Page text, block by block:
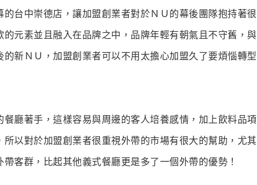
台中崇德店，讓加盟創業者對於ＮＵ的幕後團隊抱持著很
元素並且融入在品牌之中，品牌年輕有朝氣且不守舊，與
新ＮＵ，加盟創業者可以不用太擔心加盟久了要煩惱轉型
廳著手，這樣容易與周邊的客人培養感情，加上飲料品項
以對於加盟創業者很重視外帶的市場有很大的幫助，尤其
客群，比起其他義式餐廳更是多了一個外帶的優勢！